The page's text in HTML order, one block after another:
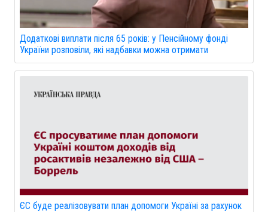
Додаткові виплати після 65 років: у Пенсійному фонді
України розповіли, які надбавки можна отримати
ЄС буде реалізовувати план допомоги Україні за рахунок